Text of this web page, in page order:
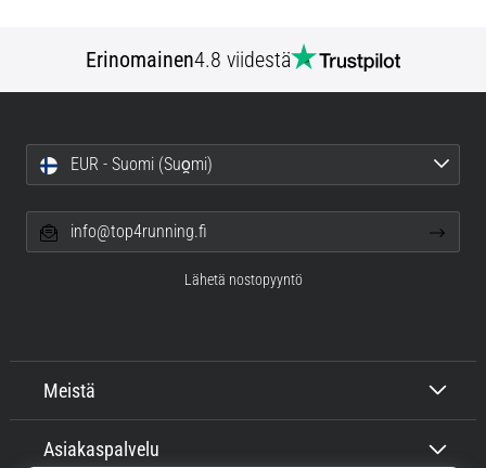
Erinomainen4.8 viidestä
Meistä
Asiakaspalvelu
EUR - Suomi (Suo̯mi)
info@top4running.fi
Lähetä nostopyyntö